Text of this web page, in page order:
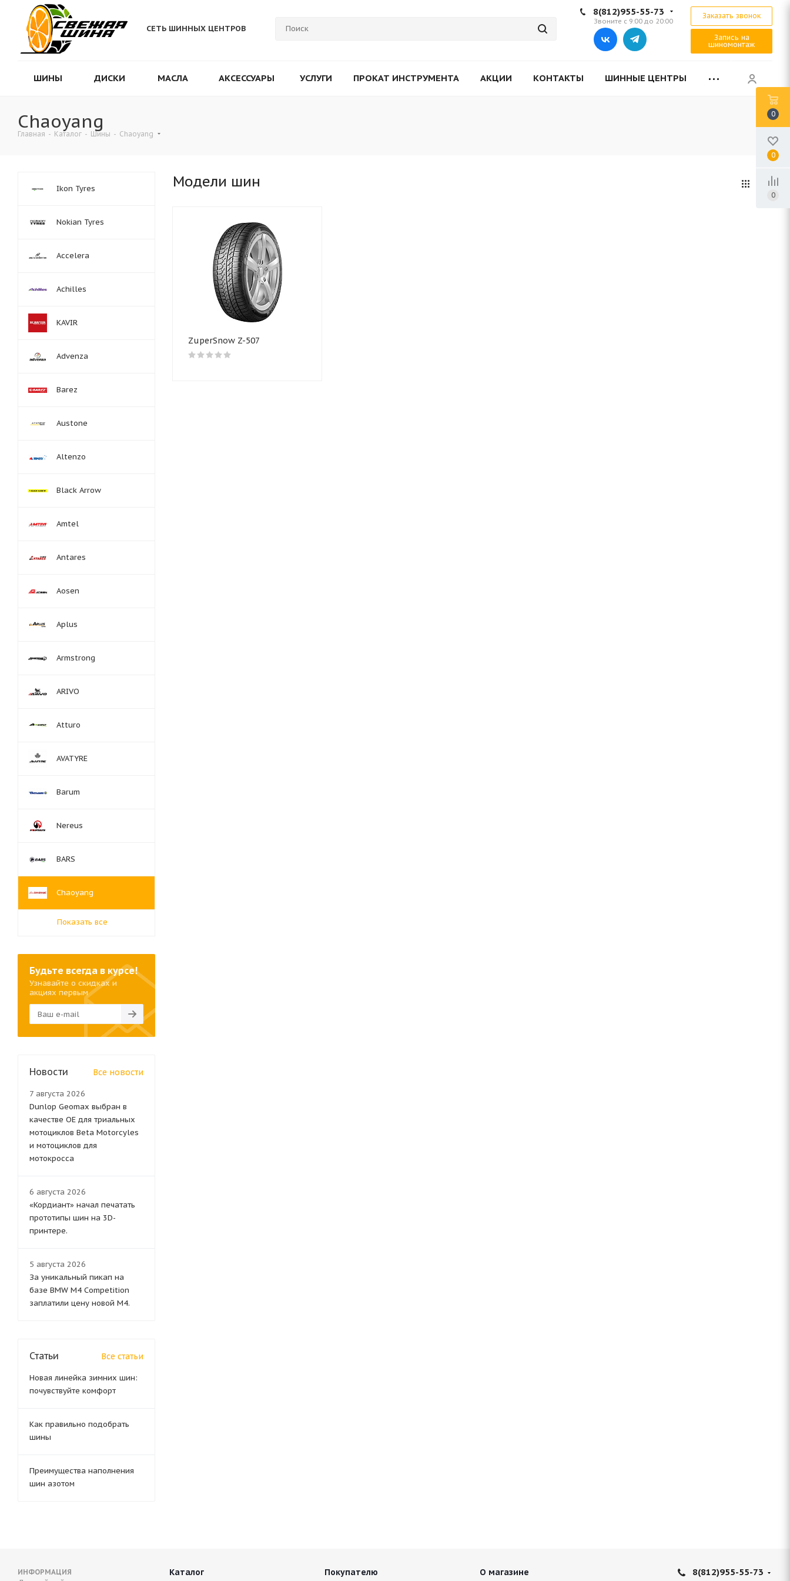
СЕТЬ ШИННЫХ ЦЕНТРОВ
8(812)955-55-73
Звоните с 9:00 до 20:00
Заказать звонок
Запись на
шиномонтаж
ШИНЫ ДИСКИ МАСЛА АКСЕССУАРЫ УСЛУГИ ПРОКАТ ИНСТРУМЕНТА АКЦИИ КОНТАКТЫ ШИННЫЕ ЦЕНТРЫ
Chaoyang
Главная - Каталог - Шины - Chaoyang
Модели шин
ZuperSnow Z-507
Ikon Tyres
Nokian Tyres
Accelera
Achilles
KAVIR
Advenza
Barez
Austone
Altenzo
Black Arrow
Amtel
Antares
Aosen
Aplus
Armstrong
ARIVO
Atturo
AVATYRE
Barum
Nereus
BARS
Chaoyang
Показать все
Будьте всегда в курсе!
Узнавайте о скидках и
акциях первым
Новости Все новости
7 августа 2026
Dunlop Geomax выбран в
качестве OE для триальных
мотоциклов Beta Motorcyles
и мотоциклов для
мотокросса
6 августа 2026
«Кордиант» начал печатать
прототипы шин на 3D-
принтере.
5 августа 2026
За уникальный пикап на
базе BMW M4 Competition
заплатили цену новой M4.
Статьи Все статьи
Новая линейка зимних шин:
почувствуйте комфорт
Как правильно подобрать
шины
Преимущества наполнения
шин азотом
ИНФОРМАЦИЯ Каталог Покупателю О магазине 8(812)955-55-73
0
0
0